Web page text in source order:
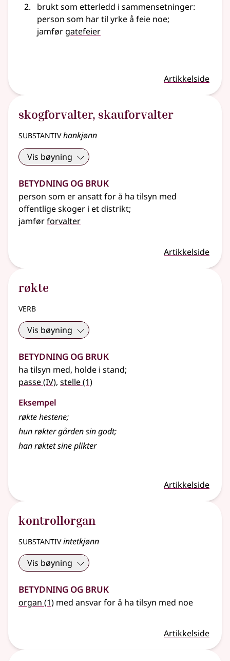
brukt som etterledd i sammensetninger:
person som har til yrke å feie noe;
jamfør gatefeier
Artikkelside
skogforvalter, skauforvalter
substantivhankjønn
Vis bøyning
Betydning og bruk
person som er ansatt for å ha tilsyn med
offentlige skoger i et distrikt;
jamførforvalter
Artikkelside
røkte
verb
Vis bøyning
Betydning og bruk
ha tilsyn med, holde i stand;
passe(4
IV), stelle(1)
Eksempel
røktehestene;
hunrøktergården sin godt;
hanrøktetsine plikter
Artikkelside
kontrollorgan
substantivintetkjønn
Vis bøyning
Betydning og bruk
organ (1) med ansvar for å ha tilsyn med noe
Artikkelside